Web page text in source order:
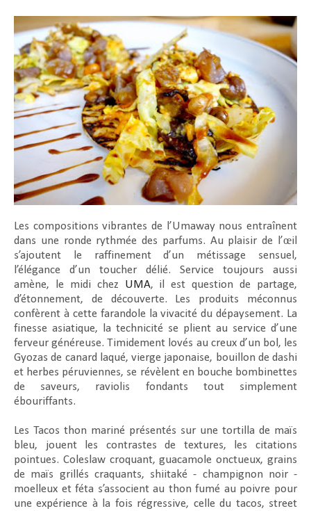
Les compositions vibrantes de l’Umaway nous entraînent
dans une ronde rythmée des parfums. Au plaisir de l’œil
s’ajoutent le raffinement d’un métissage sensuel,
l’élégance d’un toucher délié. Service toujours aussi
amène, le midi chez UMA, il est question de partage,
d’étonnement, de découverte. Les produits méconnus
confèrent à cette farandole la vivacité du dépaysement. La
finesse asiatique, la technicité se plient au service d’une
ferveur généreuse. Timidement lovés au creux d’un bol, les
Gyozas de canard laqué, vierge japonaise, bouillon de dashi
et herbes péruviennes, se révèlent en bouche bombinettes
de saveurs, raviolis fondants tout simplement
ébouriffants.
Les Tacos thon mariné présentés sur une tortilla de maïs
bleu, jouent les contrastes de textures, les citations
pointues. Coleslaw croquant, guacamole onctueux, grains
de maïs grillés craquants, shiitaké - champignon noir -
moelleux et féta s’associent au thon fumé au poivre pour
une expérience à la fois régressive, celle du tacos, street